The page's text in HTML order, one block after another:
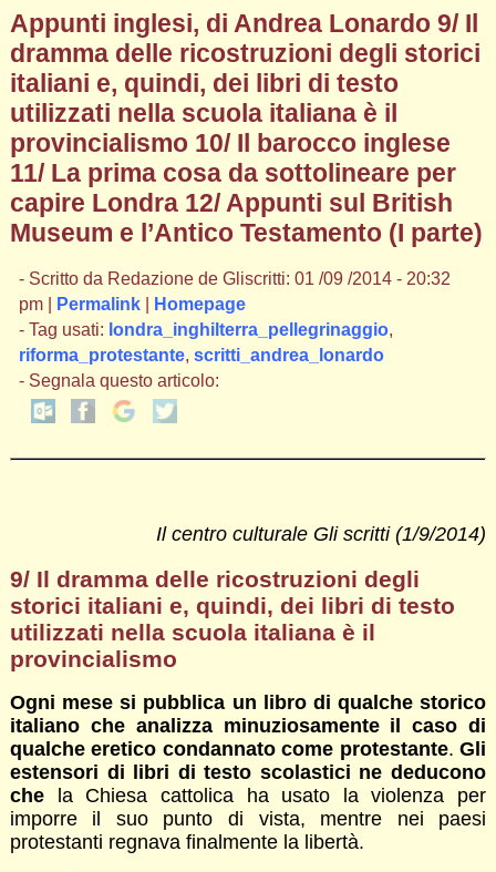
Appunti inglesi, di Andrea Lonardo 9/ Il
dramma delle ricostruzioni degli storici
italiani e, quindi, dei libri di testo
utilizzati nella scuola italiana è il
provincialismo 10/ Il barocco inglese
11/ La prima cosa da sottolineare per
capire Londra 12/ Appunti sul British
Museum e l’Antico Testamento (I parte)
- Scritto da Redazione de Gliscritti: 01 /09 /2014 - 20:32
pm |
Permalink|
Homepage
- Tag usati: londra_inghilterra_pellegrinaggio,
riforma_protestante, scritti_andrea_lonardo
- Segnala questo articolo:
Il centro culturale Gli scritti (1/9/2014)
9/ Il dramma delle ricostruzioni degli
storici italiani e, quindi, dei libri di testo
utilizzati nella scuola italiana è il
provincialismo
Ogni mese si pubblica un libro di qualche storico
italiano che analizza minuziosamente il caso di
qualche eretico condannato come protestante.Gli
estensori di libri di testo scolastici ne deducono
chela Chiesa cattolica ha usato la violenza per
imporre il suo punto di vista, mentre nei paesi
protestanti regnava finalmente la libertà.